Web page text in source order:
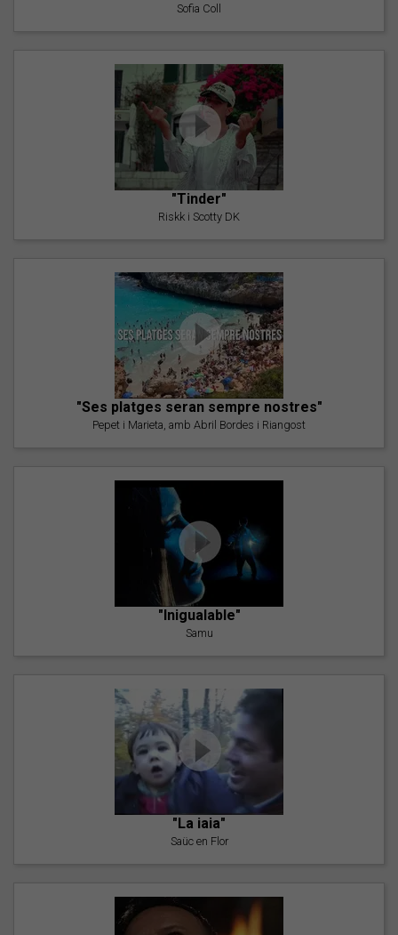
Sofia Coll
"Tinder"
Riskk i Scotty DK
"Ses platges seran sempre nostres"
Pepet i Marieta, amb Abril Bordes i Riangost
"Inigualable"
Samu
"La iaia"
Saüc en Flor